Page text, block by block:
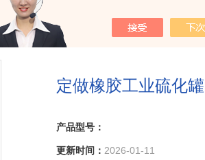
定做橡胶工业硫化罐
产品型号：
更新时间： 2026-01-11